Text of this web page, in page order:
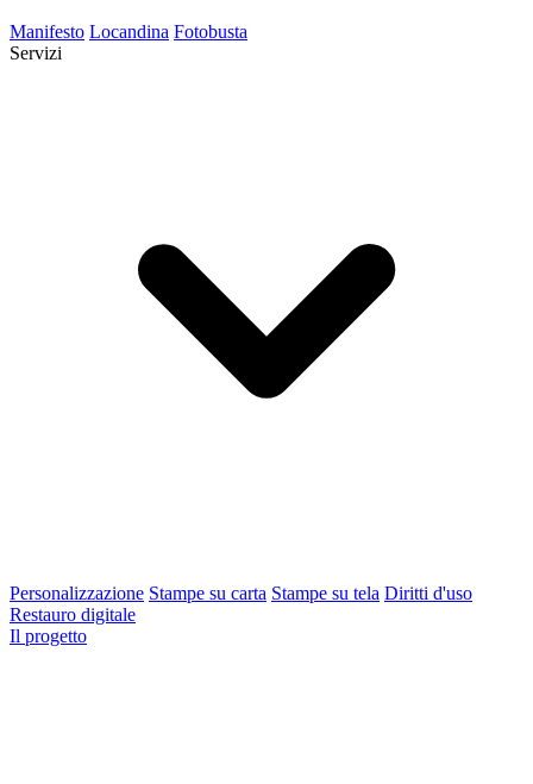
Manifesto Locandina Fotobusta
Servizi
Personalizzazione Stampe su carta Stampe su tela Diritti d'uso
Restauro digitale
Il progetto